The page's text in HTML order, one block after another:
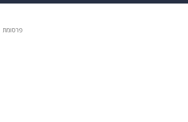
פרסומת